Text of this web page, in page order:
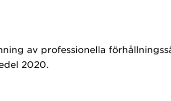
av professionella